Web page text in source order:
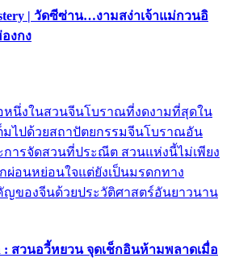
| วัดซีซ่าน…งามสง่าเจ้าแม่กวนอิ
งกง
หนึ่งในสวนจีนโบราณที่งดงามที่สุดใน
ต็มไปด้วยสถาปัตยกรรมจีนโบราณอัน
การจัดสวนที่ประณีต สวนแห่งนี้ไม่เพียง
ผ่อนหย่อนใจแต่ยังเป็นมรดกทาง
ของจีนด้วยประวัติศาสตร์อันยาวนาน
: สวนอวี้หยวน จุดเช็กอินห้ามพลาดเมื่อ